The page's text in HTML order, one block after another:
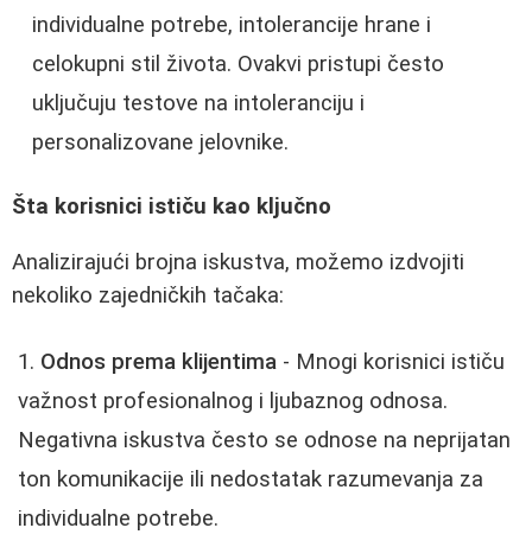
individualne potrebe, intolerancije hrane i
celokupni stil života. Ovakvi pristupi često
uključuju testove na intoleranciju i
personalizovane jelovnike.
Šta korisnici ističu kao ključno
Analizirajući brojna iskustva, možemo izdvojiti
nekoliko zajedničkih tačaka:
Odnos prema klijentima - Mnogi korisnici ističu
važnost profesionalnog i ljubaznog odnosa.
Negativna iskustva često se odnose na neprijatan
ton komunikacije ili nedostatak razumevanja za
individualne potrebe.